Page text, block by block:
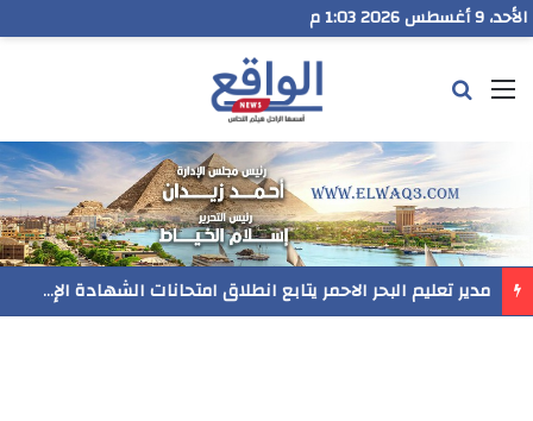
الأحد، 9 أغسطس 2026 1:03 م
القائمة
مدير تعليم البحر الاحمر يتابع انطلاق امتحانات الشهادة الإعدادية ويؤكد: الانضباط